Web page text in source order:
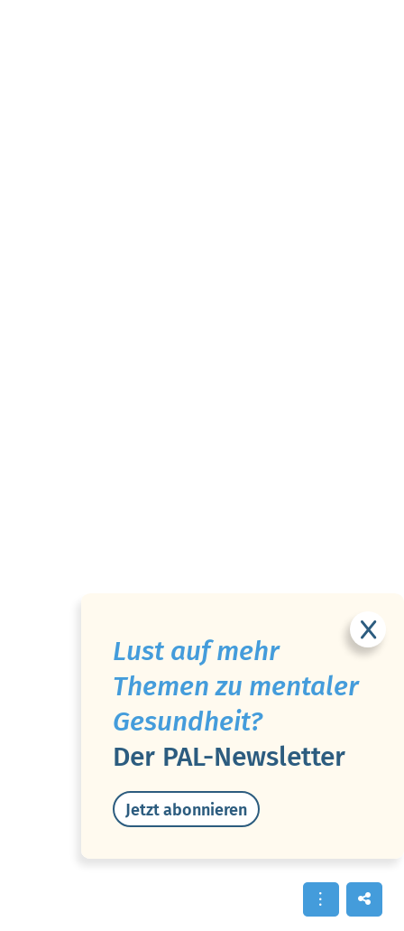
Lust auf mehr
Themen zu mentaler
Gesundheit?
Der PAL-Newsletter
Jetzt abonnieren